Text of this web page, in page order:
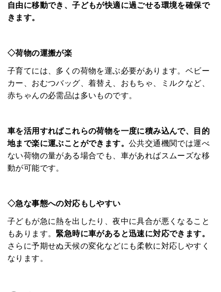
HOME
マチネタ
ペットNOW
定額リースプランのご紹介
自由に移動でき、子どもが快適に過ごせる環境を確保で
きます。
◇荷物の運搬が楽
子育てには、多くの荷物を運ぶ必要があります。ベビー
カー、おむつバッグ、着替え、おもちゃ、ミルクなど、
赤ちゃんの必需品は多いものです。
車を活用すればこれらの荷物を一度に積み込んで、目的
地まで楽に運ぶことができます。 公共交通機関では運べ
ない荷物の量がある場合でも、車があればスムーズな移
動が可能です。
◇急な事態への対応もしやすい
子どもが急に熱を出したり、夜中に具合が悪くなること
もあります。 緊急時に車があると迅速に対応できます。
さらに予期せぬ天候の変化などにも柔軟に対応しやすく
なります。